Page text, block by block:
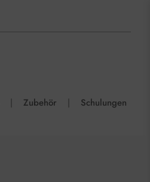
| Zubehör | Schulungen